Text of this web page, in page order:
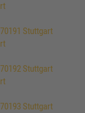
Stuttgart
Stuttgart
Stuttgart